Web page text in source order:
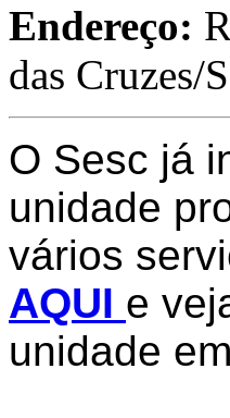
Endereço:
das Cruzes/
O Sesc já
unidade
vários
AQUI e
unidade